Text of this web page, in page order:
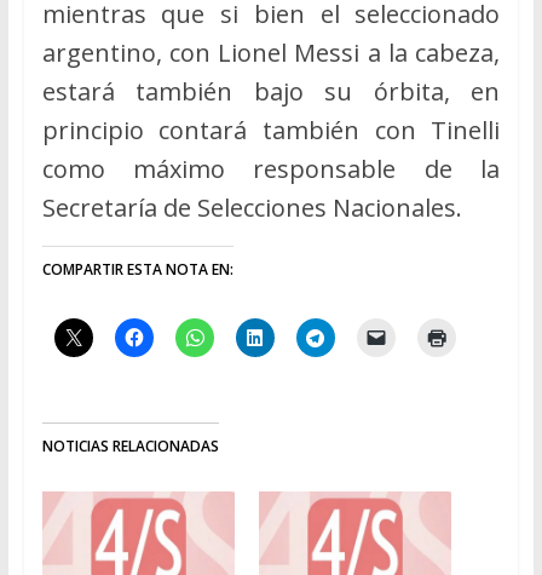
mientras que si bien el seleccionado
argentino, con Lionel Messi a la cabeza,
estará también bajo su órbita, en
principio contará también con Tinelli
como máximo responsable de la
Secretaría de Selecciones Nacionales.
COMPARTIR ESTA NOTA EN:
NOTICIAS RELACIONADAS